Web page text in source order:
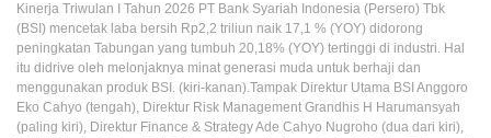
Kinerja Triwulan I Tahun 2026 PT Bank Syariah Indonesia (Persero) Tbk
(BSI) mencetak laba bersih Rp2,2 triliun naik 17,1 % (YOY) didorong
peningkatan Tabungan yang tumbuh 20,18% (YOY) tertinggi di industri. Hal
itu didrive oleh melonjaknya minat generasi muda untuk berhaji dan
menggunakan produk BSI. (kiri-kanan).Tampak Direktur Utama BSI Anggoro
Eko Cahyo (tengah), Direktur Risk Management Grandhis H Harumansyah
(paling kiri), Direktur Finance & Strategy Ade Cahyo Nugroho (dua dari kiri),